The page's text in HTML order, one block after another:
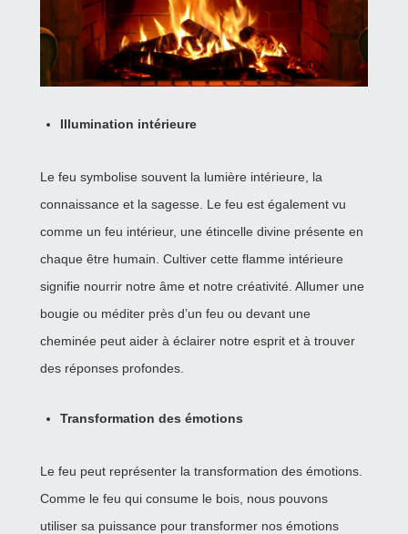
Illumination intérieure
Le feu symbolise souvent la lumière intérieure, la
connaissance et la sagesse. Le feu est également vu
comme un feu intérieur, une étincelle divine présente en
chaque être humain. Cultiver cette flamme intérieure
signifie nourrir notre âme et notre créativité. Allumer une
bougie ou méditer près d’un feu ou devant une
cheminée peut aider à éclairer notre esprit et à trouver
des réponses profondes.
Transformation des émotions
Le feu peut représenter la transformation des émotions.
Comme le feu qui consume le bois, nous pouvons
utiliser sa puissance pour transformer nos émotions